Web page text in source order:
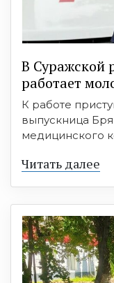
В Суражской
работает
К работе
выпускница
медицинского
Читать далее